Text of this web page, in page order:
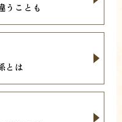
うことも
とは